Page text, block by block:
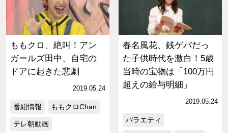
ももクロ、絶叫！アン
ガールズ田中、自宅の
ドアに起きた悲劇
2019.05.24
番組情報 ももクロChan
テレ朝動画
春名風花、銭ゲバだっ
た子供時代を激白！5歳
当時の宝物は「100万円
超えの給与明細」
2019.05.24
バラエティ